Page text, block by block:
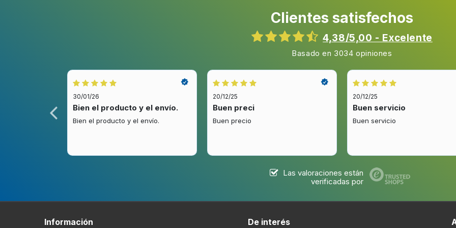
Voltaje de entrada AC
Frecuencia de entrada AC
Contenido del embalaje
Clientes satisfechos
4,38/5,00 - Excelente
Basado en 3034 opiniones
30/01/26
Bien el producto y el envío.
Bien el producto y el envío.
20/12/25
Buen preci
Buen precio
20/12/25
Buen servicio
Buen servicio
Las valoraciones están
verificadas por
Información De interés